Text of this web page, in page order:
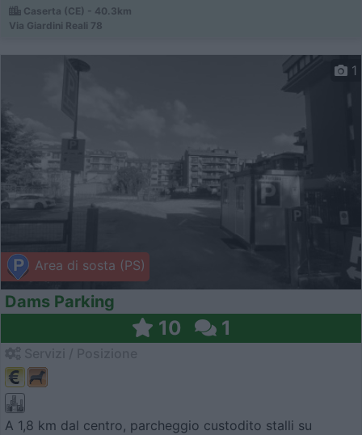
Caserta (CE) - 40.3km
Via Giardini Reali 78
Area di sosta (PS)
1
Dams Parking
10 1
A 1,8 km dal centro, parcheggio custodito stalli su